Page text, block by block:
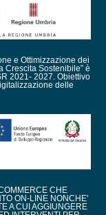
e Ottimizzazione dei
Crescita Sostenibile” è
2021- 2027. Obiettivo
delle
CHE
ON-LINE NONCHE'
A CUI AGGIUNGERE